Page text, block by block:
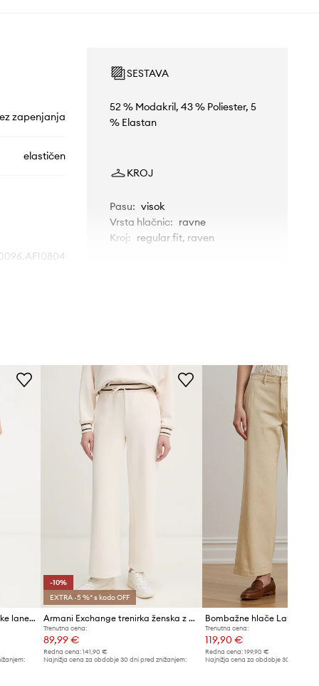
zapenjanja
elastičen
SESTAVA
52 % Modakril, 43 % Poliester, 5
% Elastan
KROJ
Pasu: visok
Vrsta hlačnic: ravne
Kroj: regular fit, raven
Priporočamo, da izbereš velikost, ki jo
običajno nosiš.
Velikosti, prikazane v trgovini, so
preračunane po standardni evropski
tabeli velikosti. Na etiketi
dostavljenega izdelka je originalna
oznaka proizvajalca.
Armani Exchange hlače ženske lanene
-10%
EXTRA -5 %* s kodo OFF
Armani Exchange trenirka ženska z viskozo
Trenutna cena:
89,99 €
Redna cena:141,90 €
Najnižja cena za obdobje 30 dni pred znižanjem:
Trenutna cena:
119,90 €
Redna cena: 199,90 €
Najnižja cena za obdobje 30 dni pred